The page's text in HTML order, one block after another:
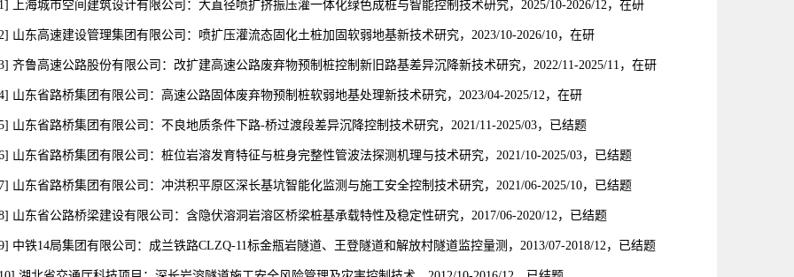
上海城市空间建筑设计有限公司：大直径喷扩挤振压灌一体化绿色成桩与智能控制技术研究，2025/10-2026/12，在研
山东高速建设管理集团有限公司：喷扩压灌流态固化土桩加固软弱地基新技术研究，2023/10-2026/10，在研
齐鲁高速公路股份有限公司：改扩建高速公路废弃物预制桩控制新旧路基差异沉降新技术研究，2022/11-2025/11，在研
山东省路桥集团有限公司： 高速公路固体废弃物预制桩软弱地基处理新技术研究，2023/04-2025/12，在研
山东省路桥集团有限公司：不良地质条件下路-桥过渡段差异沉降控制技术研究，2021/11-2025/03，已结题
山东省路桥集团有限公司：桩位岩溶发育特征与桩身完整性管波法探测机理与技术研究，2021/10-2025/03，已结题
山东省路桥集团有限公司：冲洪积平原区深长基坑智能化监测与施工安全控制技术研究，2021/06-2025/10，已结题
山东省公路桥梁建设有限公司：含隐伏溶洞岩溶区桥梁桩基承载特性及稳定性研究，2017/06-2020/12，已结题
中铁14局集团有限公司：成兰铁路CLZQ-11标金瓶岩隧道、王登隧道和解放村隧道监控量测，2013/07-2018/12，已结题